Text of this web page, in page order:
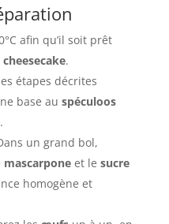
afin qu’il soit prêt
cheesecake.
étapes décrites
base au spéculoos
un grand bol,
mascarponeet le sucre
homogène et